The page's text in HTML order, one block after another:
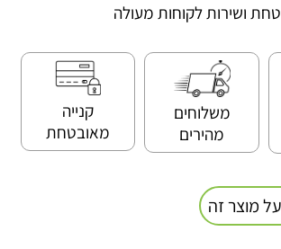
ושירות לקוחות מעולה
משלוחים
מהירים
קנייה
מאובטחת
מוצר זה